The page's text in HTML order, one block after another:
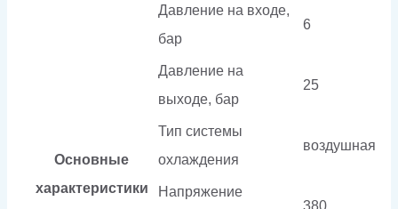
Основные
характеристики
Давление на входе,
бар
6
Давление на
выходе, бар
25
Тип системы
охлаждения
воздушная
Напряжение
380